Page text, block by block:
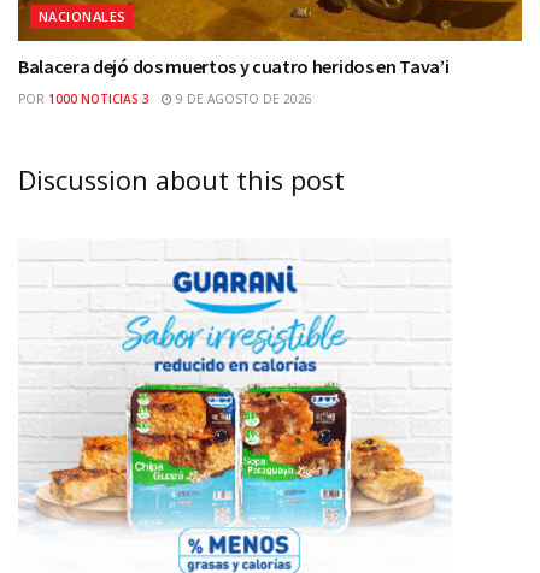
NACIONALES
Balacera dejó dos muertos y cuatro heridos en Tava’i
POR 1000 NOTICIAS 3 9 DE AGOSTO DE 2026
Discussion about this post